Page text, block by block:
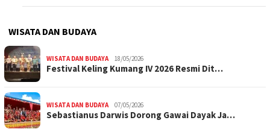
WISATA DAN BUDAYA
WISATA DAN BUDAYA 18/05/2026
Festival Keling Kumang IV 2026 Resmi Dit…
WISATA DAN BUDAYA 07/05/2026
Sebastianus Darwis Dorong Gawai Dayak Ja…